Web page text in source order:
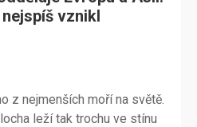
vznikl
z nejmenších moří na světě.
leží tak trochu ve stínu